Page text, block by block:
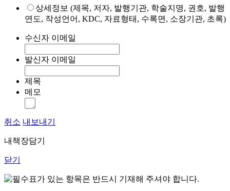
상세정보 (제목, 저자, 발행기관, 학술지명, 권호, 발행
연도, 작성언어, KDC, 자료형태, 수록면, 소장기관, 초록)
수신자 이메일
발신자 이메일
제목
메모
취소 내보내기
내책장담기
닫기
표가 있는 항목은 반드시 기재해 주셔야 합니다.